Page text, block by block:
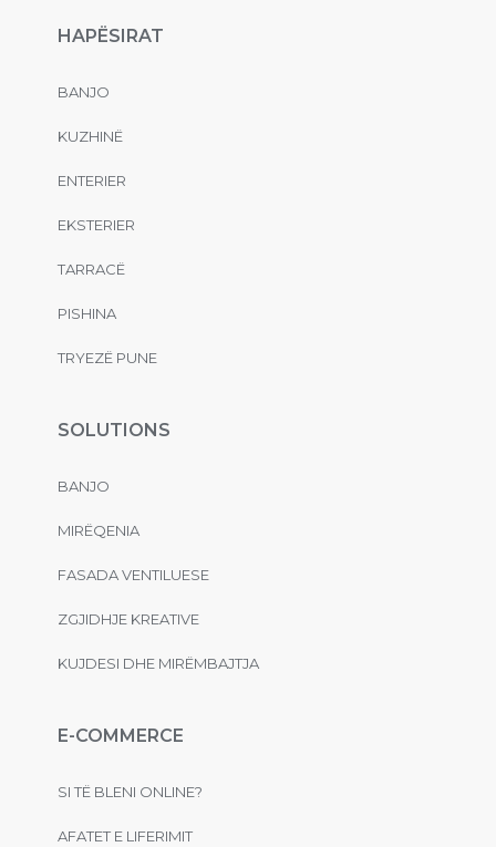
HAPËSIRAT
BANJO
KUZHINË
ENTERIER
EKSTERIER
TARRACË
PISHINA
TRYEZË PUNE
SOLUTIONS
BANJO
MIRËQENIA
FASADA VENTILUESE
ZGJIDHJE KREATIVE
KUJDESI DHE MIRËMBAJTJA
E-COMMERCE
SI TË BLENI ONLINE?
AFATET E LIFERIMIT